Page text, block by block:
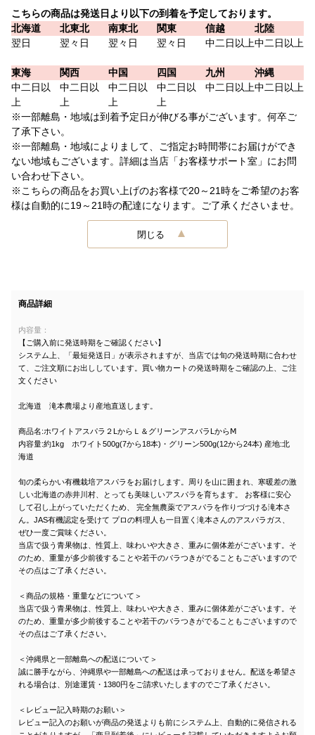
こちらの商品は発送日より以下の到着を予定しております。
北海道
北東北 南東北 関東 信越
北陸
翌日
翌々日 翌々日 翌々日 中二日以上中二日以上
東海 関西 中国 四国 九州
沖縄
中二日以
上
中二日以
上
中二日以
上
中二日以
上
中二日以上中二日以上
※一部離島・地域は到着予定日が伸びる事がございます。何卒ご
了承下さい。
※一部離島・地域によりまして、ご指定お時間帯にお届けができ
ない地域もございます。詳細は当店「お客様サポート室」にお問
い合わせ下さい。
※こちらの商品をお買い上げのお客様で20～21時をご希望のお客
様は自動的に19～21時の配達になります。ご了承くださいませ。
閉じる
商品詳細
内容量：
【ご購入前に発送時期をご確認ください】
システム上、「最短発送日」が表示されますが、当店では旬の発送時期に合わせ
て、ご注文順にお出ししています。買い物カートの発送時期をご確認の上、ご注
文ください
北海道 滝本農場より産地直送します。
商品名:ホワイトアスパラ２LからＬ＆グリーンアスパラLからⅯ
内容量:約1kg ホワイト500g(7から18本)・グリーン500g(12から24本) 産地:北
海道
旬の柔らかい有機栽培アスパラをお届けします。周りを山に囲まれ、寒暖差の激
しい北海道の赤井川村、とっても美味しいアスパラを育ちます。 お客様に安心
して召し上がっていただくため、 完全無農薬でアスパラを作りづづける滝本さ
ん。JAS有機認定を受けて プロの料理人も一目置く滝本さんのアスパラガス、
ぜひ一度ご賞味ください。
当店で扱う青果物は、性質上、味わいや大きさ、重みに個体差がございます。そ
のため、重量が多少前後することや若干のバラつきがでることもございますので
その点はご了承ください。
＜商品の規格・重量などについて＞
当店で扱う青果物は、性質上、味わいや大きさ、重みに個体差がございます。そ
のため、重量が多少前後することや若干のバラつきがでることもございますので
その点はご了承ください。
＜沖縄県と一部離島への配送について＞
誠に勝手ながら、沖縄県や一部離島への配送は承っておりません。配送を希望さ
れる場合は、別途運賃・1380円をご請求いたしますのでご了承ください。
＜レビュー記入時期のお願い＞
レビュー記入のお願いが商品の発送よりも前にシステム上、自動的に発信される